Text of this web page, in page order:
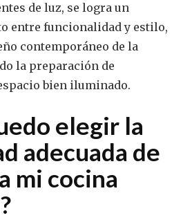
de luz, se logra un
entre funcionalidad y estilo,
contemporáneo de la
la preparación de
bien iluminado.
elegir la
adecuada de
mi cocina